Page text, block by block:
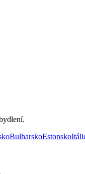
BulharskoEstonsko